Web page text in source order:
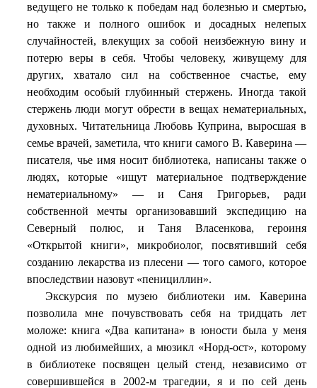
ведущего не только к победам над болезнью и смертью,
но также и полного ошибок и досадных нелепых
случайностей, влекущих за собой неизбежную вину и
потерю веры в себя. Чтобы человеку, живущему для
других, хватало сил на собственное счастье, ему
необходим особый глубинный стержень. Иногда такой
стержень люди могут обрести в вещах нематериальных,
духовных. Читательница Любовь Куприна, выросшая в
семье врачей, заметила, что книги самого В. Каверина —
писателя, чье имя носит библиотека, написаны также о
людях, которые «ищут материальное подтверждение
нематериальному» — и Саня Григорьев, ради
собственной мечты организовавший экспедицию на
Северный полюс, и Таня Власенкова, героиня
«Открытой книги», микробиолог, посвятивший себя
созданию лекарства из плесени — того самого, которое
впоследствии назовут «пенициллин».
Экскурсия по музею библиотеки им. Каверина
позволила мне почувствовать себя на тридцать лет
моложе: книга «Два капитана» в юности была у меня
одной из любимейших, а мюзикл «Норд-ост», которому
в библиотеке посвящен целый стенд, независимо от
совершившейся в 2002-м трагедии, я и по сей день